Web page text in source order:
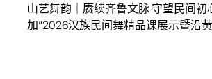
悟形神，承古韵｜胡二冬教授莅临山
中国古典舞身韵
非遗舞蹈（鼓子秧歌）教学实践基地
展示
山艺舞韵｜赓续齐鲁文脉 守望民间
加“2026汉族民间舞精品课展示暨沿
舞蹈学院2026届硕士研究生毕业汇报
悟形神，承古韵｜胡二冬教授莅临山
中国古典舞身韵
非遗舞蹈（鼓子秧歌）教学实践基地
展示